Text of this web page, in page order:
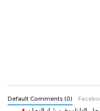
يربطوا حساباتهم على
Default Comments (0)